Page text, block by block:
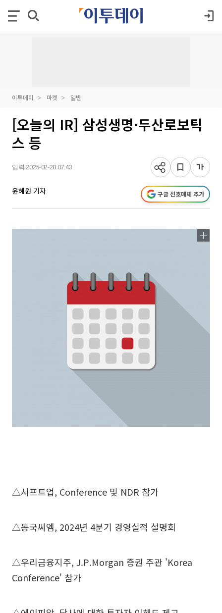
이투데이 마켓 일반
[오늘의 IR] 삼성생명·두산로보틱
스 등
입력 2025-02-20 07:43
윤혜원 기자 구글 선호매체 추가
△시프트업, Conference 및 NDR 참가
△동국씨엠, 2024년 4분기 경영실적 설명회
△우리금융지주, J.P.Morgan 증권 주관 'Korea
Conference' 참가